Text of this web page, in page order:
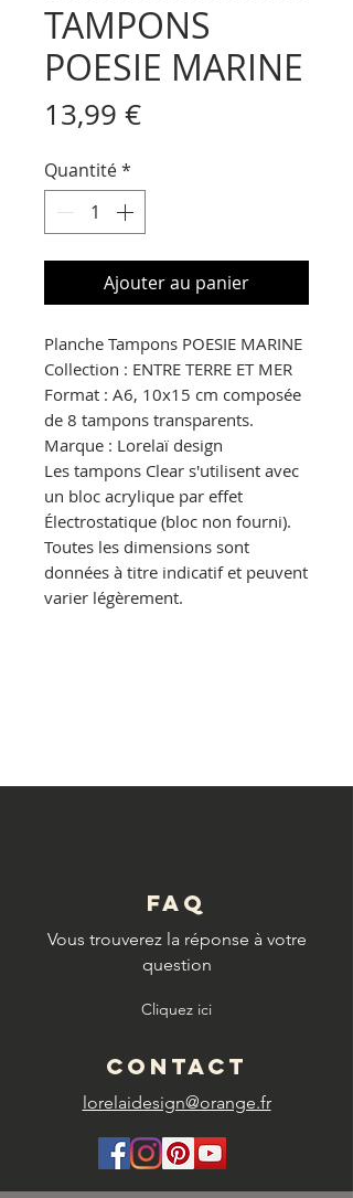
TAMPONS
POESIE MARINE
13,99 €Prix
Quantité*
Ajouter au panier
Planche Tampons POESIE MARINE
Collection : ENTRE TERRE ET MER
Format : A6, 10x15 cm composée
de 8 tampons transparents.
Marque : Lorelaï design
Les tampons Clear s'utilisent avec
un bloc acrylique par effet
Électrostatique (bloc non fourni).
Toutes les dimensions sont
données à titre indicatif et peuvent
varier légèrement.
FAQ
Vous trouverez la réponse à votre
question
Cliquez ici
CONTACT
lorelaidesign@orange.fr